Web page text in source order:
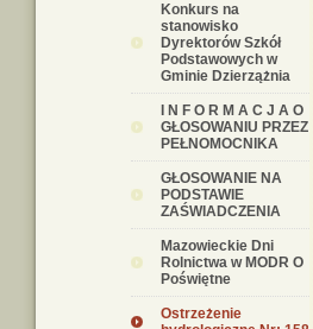
Konkurs na
stanowisko
Dyrektorów Szkół
Podstawowych w
Gminie Dzierzążnia
I N F O R M A C J A O
GŁOSOWANIU PRZEZ
PEŁNOMOCNIKA
GŁOSOWANIE NA
PODSTAWIE
ZAŚWIADCZENIA
Mazowieckie Dni
Rolnictwa w MODR O
Poświętne
Ostrzeżenie